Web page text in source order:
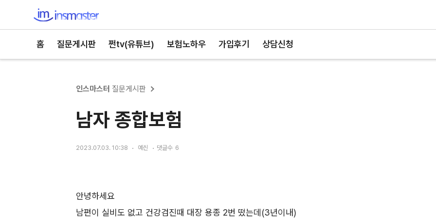
홈 질문게시판 쩐tv(유튜브) 보험노하우 가입후기 상담신청
인스마스터 질문게시판
남자 종합보험
2023.07.03. 10:38 예신 댓글수 6
안녕하세요
남편이 실비도 없고 건강검진때 대장 용종 2번 떴는데(3년이내)